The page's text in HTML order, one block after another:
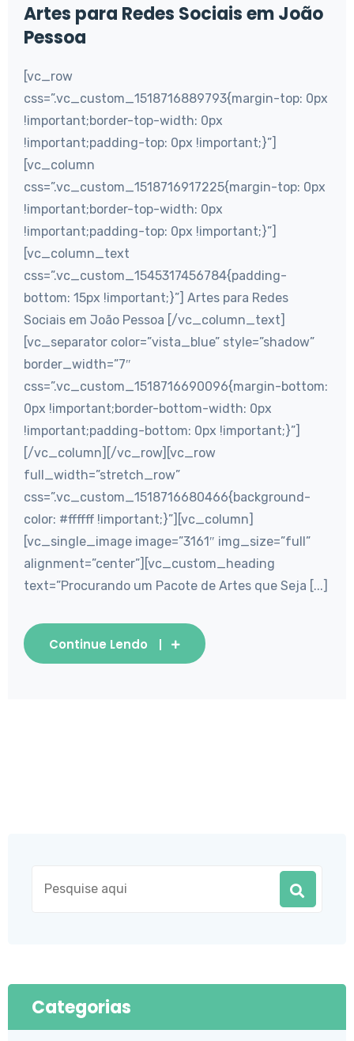
Artes para Redes Sociais em João
Pessoa
[vc_row
css=”.vc_custom_1518716889793{margin-top: 0px
!important;border-top-width: 0px
!important;padding-top: 0px !important;}”]
[vc_column
css=”.vc_custom_1518716917225{margin-top: 0px
!important;border-top-width: 0px
!important;padding-top: 0px !important;}”]
[vc_column_text
css=”.vc_custom_1545317456784{padding-
bottom: 15px !important;}”] Artes para Redes
Sociais em João Pessoa [/vc_column_text]
[vc_separator color=”vista_blue” style=”shadow”
border_width=”7″
css=”.vc_custom_1518716690096{margin-bottom:
0px !important;border-bottom-width: 0px
!important;padding-bottom: 0px !important;}”]
[/vc_column][/vc_row][vc_row
full_width=”stretch_row”
css=”.vc_custom_1518716680466{background-
color: #ffffff !important;}”][vc_column]
[vc_single_image image=”3161″ img_size=”full”
alignment=”center”][vc_custom_heading
text=”Procurando um Pacote de Artes que Seja [...]
Continue Lendo
Categorias